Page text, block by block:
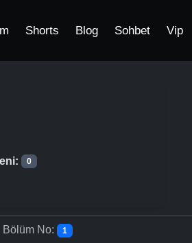
Shorts Blog Sohbet Vip
0
Bölüm No: 1